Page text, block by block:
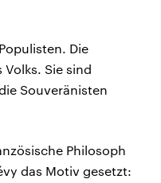
Die
Sie sind
Souveränisten
Philosoph
das Motiv gesetzt: